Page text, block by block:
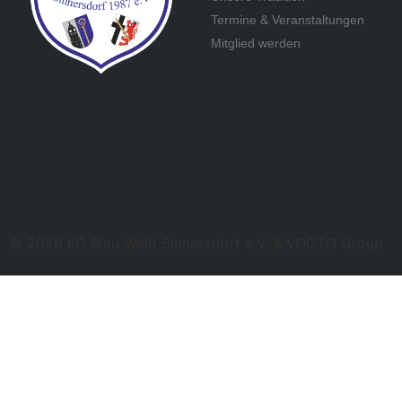
Termine & Veranstaltungen
Mitglied werden